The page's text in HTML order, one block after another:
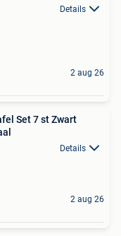
Details
2 aug 26
Set 7 st Zwart
Details
2 aug 26